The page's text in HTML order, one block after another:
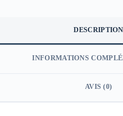
DESCRIPTION
INFORMATIONS
AVIS (0)